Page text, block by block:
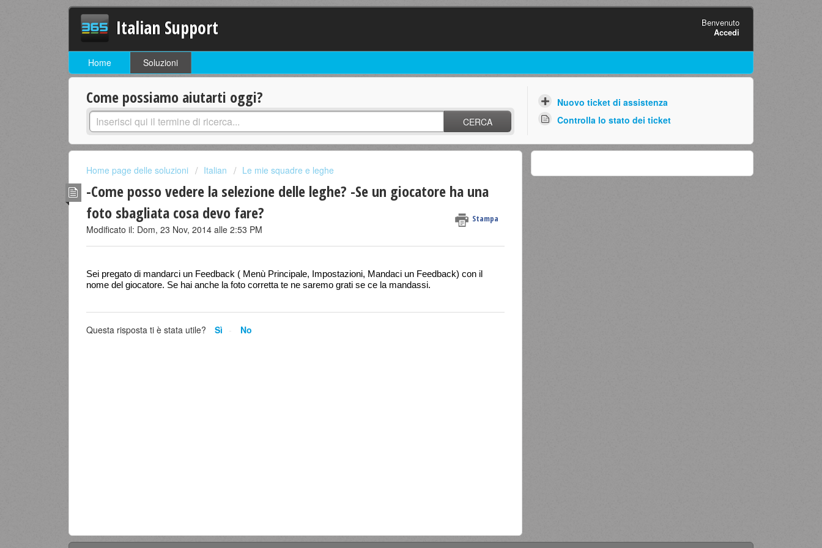
Italian Support
Benvenuto
Accedi
Home Soluzioni
Come possiamo aiutarti oggi?
CERCA
Nuovo ticket di assistenza
Controlla lo stato dei ticket
Home page delle soluzioni Italian Le mie squadre e leghe
-Come posso vedere la selezione delle leghe? -Se un giocatore ha una
foto sbagliata cosa devo fare?
Stampa
Modificato il: Dom, 23 Nov, 2014 alle 2:53 PM
Sei pregato di mandarci un Feedback ( Menù Principale, Impostazioni, Mandaci un Feedback) con il
nome del giocatore. Se hai anche la foto corretta te ne saremo grati se ce la mandassi.
Questa risposta ti è stata utile? Sì No